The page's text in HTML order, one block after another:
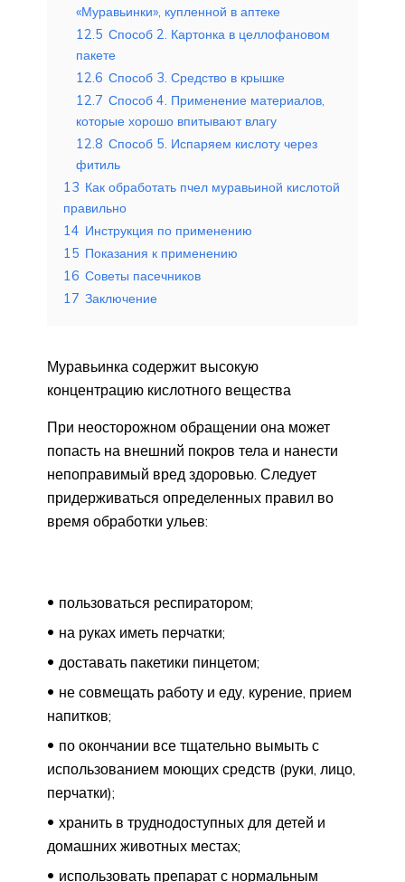
«Муравьинки», купленной в аптеке
12.5 Способ 2. Картонка в целлофановом
пакете
12.6 Способ 3. Средство в крышке
12.7 Способ 4. Применение материалов,
которые хорошо впитывают влагу
12.8 Способ 5. Испаряем кислоту через
фитиль
13 Как обработать пчел муравьиной кислотой
правильно
14 Инструкция по применению
15 Показания к применению
16 Советы пасечников
17 Заключение
Муравьинка содержит высокую
концентрацию кислотного вещества
При неосторожном обращении она может
попасть на внешний покров тела и нанести
непоправимый вред здоровью. Следует
придерживаться определенных правил во
время обработки ульев:
пользоваться респиратором;
на руках иметь перчатки;
доставать пакетики пинцетом;
не совмещать работу и еду, курение, прием
напитков;
по окончании все тщательно вымыть с
использованием моющих средств (руки, лицо,
перчатки);
хранить в труднодоступных для детей и
домашних животных местах;
использовать препарат с нормальным